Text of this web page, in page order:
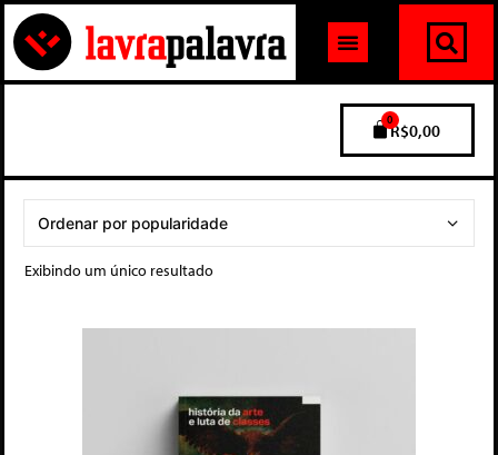
R$0,00
0
Exibindo um único resultado